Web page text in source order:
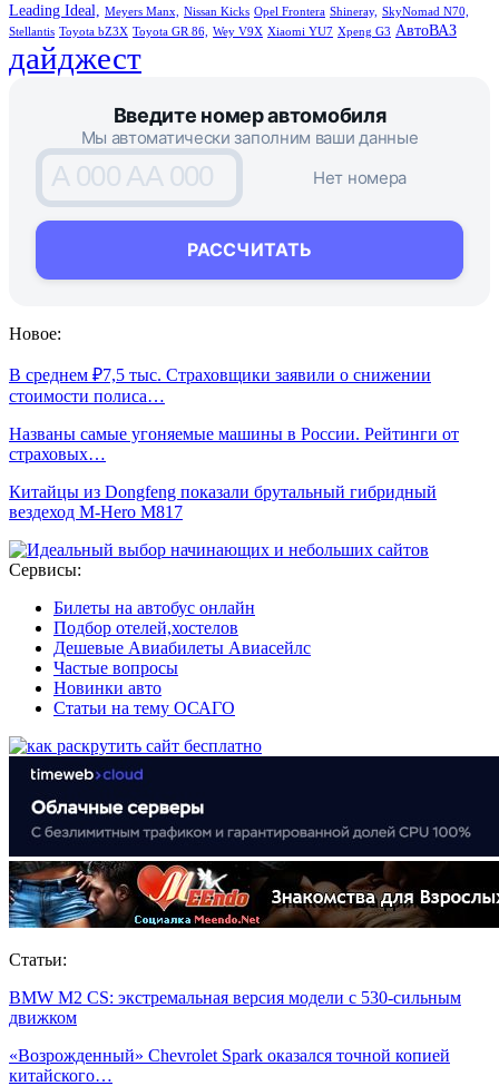
Leading Ideal, Meyers Manx, Nissan Kicks Opel Frontera Shineray, SkyNomad N70,
Stellantis Toyota bZ3X Toyota GR 86, Wey V9X Xiaomi YU7 Xpeng G3 АвтоВАЗ
дайджест
Введите номер автомобиля
Мы автоматически заполним ваши данные
A 000 AA 000
РАССЧИТАТЬ
Нет номера
Новое:
В среднем ₽7,5 тыс. Страховщики заявили о снижении
стоимости полиса…
Названы самые угоняемые машины в России. Рейтинги от
страховых…
Китайцы из Dongfeng показали брутальный гибридный
вездеход M-Hero M817
Сервисы:
Билеты на автобус онлайн
Подбор отелей,хостелов
Дешевые Авиабилеты Авиасейлс
Частые вопросы
Новинки авто
Статьи на тему ОСАГО
Статьи:
BMW M2 CS: экстремальная версия модели с 530-сильным
движком
«Возрожденный» Chevrolet Spark оказался точной копией
китайского…